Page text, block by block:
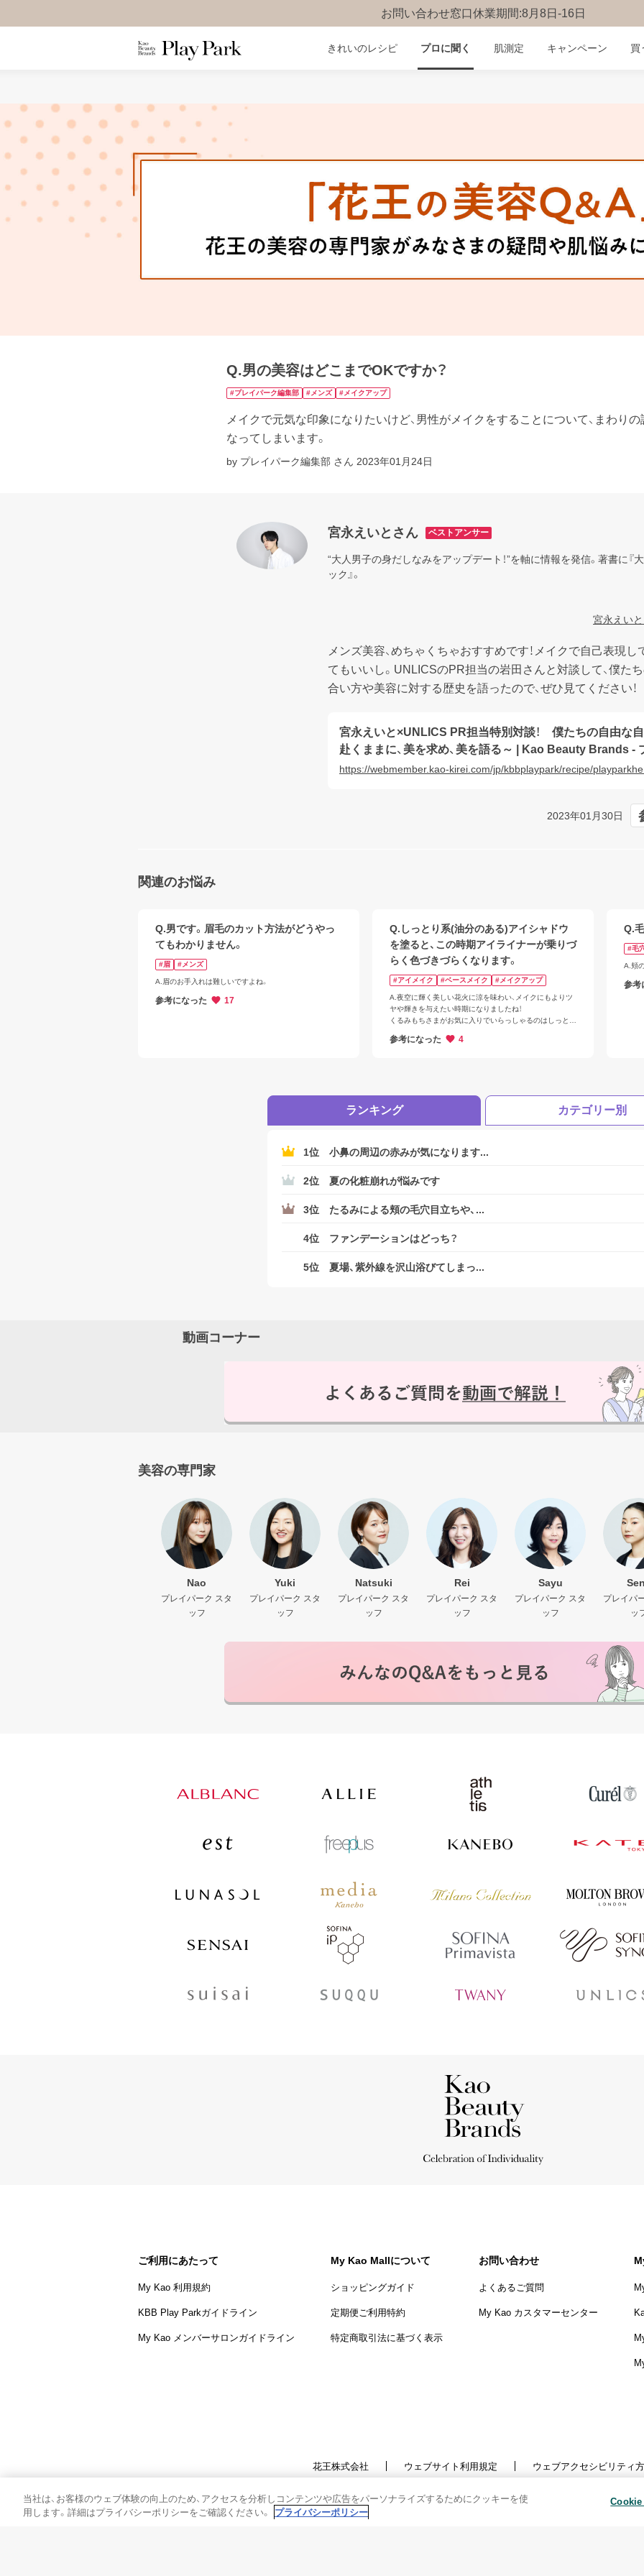
お問い合わせ窓口休業期間:8月8日-16日
きれいのレシピ プロに聞く 肌測定 キャンペーン 買
ログアウトしますか？
はい
Q.男の美容はどこまでOKですか？
#プレイパーク編集部 #メンズ #メイクアップ
メイクで元気な印象になりたいけど、男性がメイクをすることについて、まわり
なってしまいます。
by プレイパーク編集部 さん 2023年01月24日
宮永えいとさん ベストアンサー
“大人男子の身だしなみをアップデート！”を軸に情報を発信。著書に『
ック』。
宮永えい
メンズ美容、めちゃくちゃおすすめです！メイクで自己表現し
てもいいし。UNLICSのPR担当の岩田さんと対談して、僕た
合い方や美容に対する歴史を語ったので、ぜひ見てください！
宮永えいと×UNLICS PR担当特別対談！ 僕たちの自由な
赴くままに、美を求め、美を語る～ | Kao Beauty Brands -
https://webmember.kao-kirei.com/jp/kbbplaypark/recipe/
2023年01月30日
関連のお悩み
Q.男です。眉毛のカット方法がどうやっ
てもわかりません。
#眉 #メンズ
A.眉のお手入れは難しいですよね。
参考になった 17
Q.しっとり系(油分のある)アイシャドウ
を塗ると、この時期アイライナーが乗りづ
らく色づきづらくなります。
#アイメイク #ベースメイク #メイクアップ
A.夜空に輝く美しい花火に涼を味わい、メイクにもよりツ
ヤや輝きを与えたい時期になりましたね！
くるみもちさまがお気に入りでいらっしゃるのはしっとり
アイシャドウとアイライナーの相性もあるとは思います
フェースパウダーやアイシャドウを含み、手の甲で調節し
アイライナーを引く部分に薄くつけてみてはいかがでしょ
参考になった 4
Q.
#毛
A.頬
参考
ランキング カテゴリー別
1位 小鼻の周辺の赤みが気になります...
2位 夏の化粧崩れが悩みです
3位 たるみによる頬の毛穴目立ちや、...
4位 ファンデーションはどっち？
5位 夏場、紫外線を沢山浴びてしまっ...
動画コーナー
美容の専門家
Nao
プレイパーク スタ
ッフ
Yuki
プレイパーク スタ
ッフ
Natsuki
プレイパーク スタ
ッフ
Rei
プレイパーク スタ
ッフ
Sayu
プレイパーク スタ
ッフ
プレイパ
ッ
悩みを投稿
ご利用にあたって
My Kao 利用規約
KBB Play Parkガイドライン
My Kao メンバーサロンガイドライン
My Kao Mallについて
ショッピングガイド
定期便ご利用特約
特定商取引法に基づく表示
お問い合わせ
よくあるご質問
My Kao カスタマーセンター
花王株式会社 ウェブサイト利用規定
ウェブアクセシビリティ
Copyright © Kao Corporation. All rights reserved.
当社は、お客様のウェブ体験の向上のため、アクセスを分析しコンテンツや広告をパーソナライズするためにクッキーを使
用します。詳細はプライバシーポリシーをご確認ください。
プライバシーポリシー
Cookie